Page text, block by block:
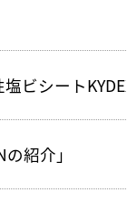
ビシート
紹介」